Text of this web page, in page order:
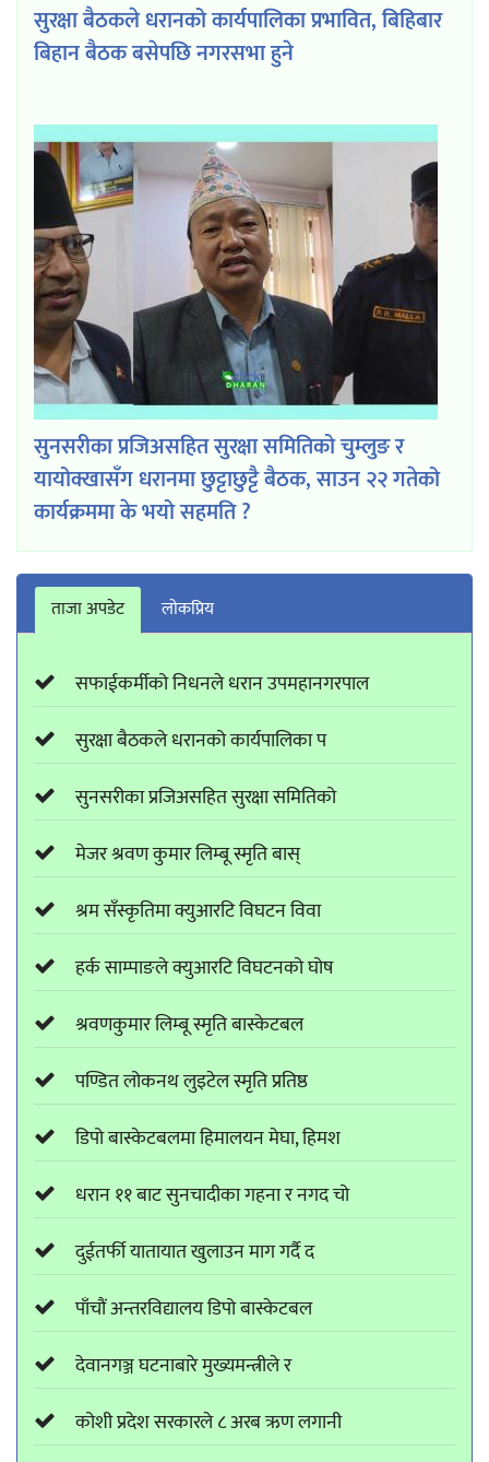
सुरक्षा बैठकले धरानको कार्यपालिका प्रभावित, बिहिबार
बिहान बैठक बसेपछि नगरसभा हुने
सुनसरीका प्रजिअसहित सुरक्षा समितिको चुम्लुङ र
यायोक्खासँग धरानमा छुट्टाछुट्टै बैठक, साउन २२ गतेको
कार्यक्रममा के भयो सहमति ?
ताजा अपडेट लाेकप्रिय
सफाईकर्मीको निधनले धरान उपमहानगरपाल
सुरक्षा बैठकले धरानको कार्यपालिका प
सुनसरीका प्रजिअसहित सुरक्षा समितिको
मेजर श्रवण कुमार लिम्बू स्मृति बास्
श्रम सँस्कृतिमा क्युआरटि विघटन विवा
हर्क साम्पाङले क्युआरटि विघटनको घोष
श्रवणकुमार लिम्बू स्मृति बास्केटबल
पण्डित लोकनथ लुइटेल स्मृति प्रतिष्ठ
डिपो बास्केटबलमा हिमालयन मेघा, हिमश
धरान ११ बाट सुनचादीका गहना र नगद चो
दुईतर्फी यातायात खुलाउन माग गर्दै द
पाँचौं अन्तरविद्यालय डिपो बास्केटबल
देवानगञ्ज घटनाबारे मुख्यमन्त्रीले र
कोशी प्रदेश सरकारले ८ अरब ऋण लगानी